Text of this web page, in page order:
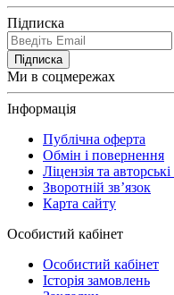
Підписка
Підписка
Ми в соцмережах
Інформація
Публічна оферта
Обмін і повернення
Ліцензія та
Зворотній зв’язок
Карта сайту
Особистий кабінет
Особистий кабінет
Історія замовлень